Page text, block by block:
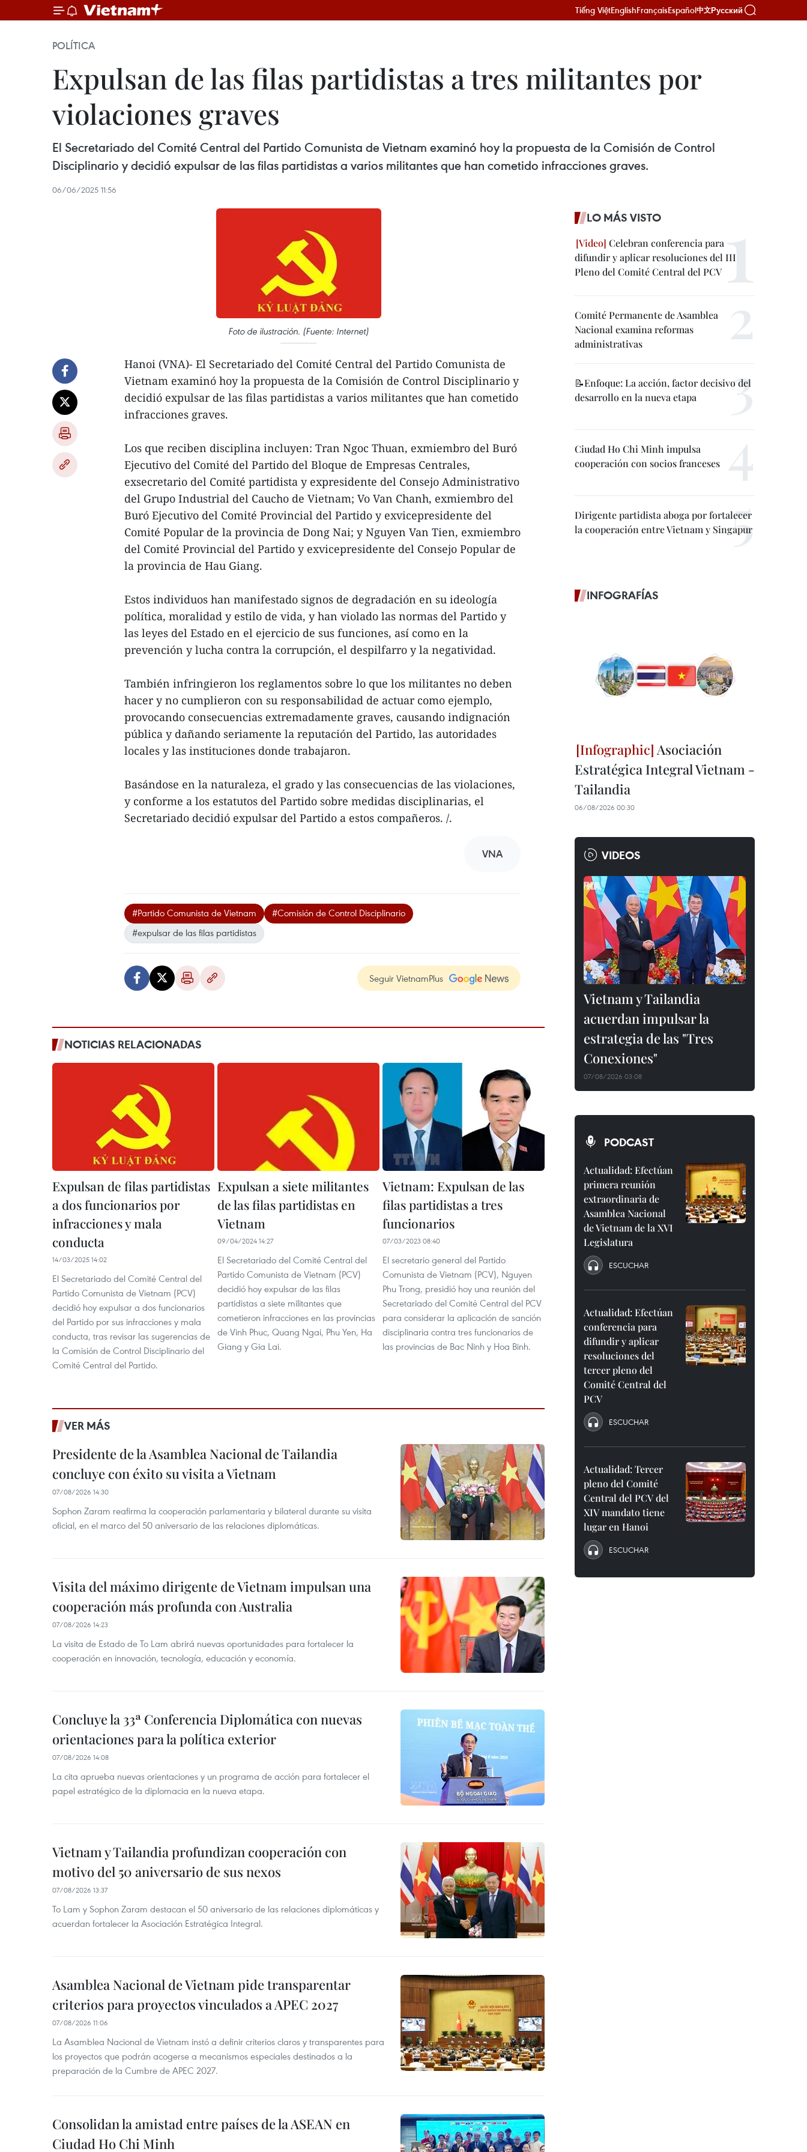
Tiếng ViệtEnglishFrançaisEspañol中文Русский
POLÍTICA
Expulsan de las filas partidistas a tres militantes por
violaciones graves
El Secretariado del Comité Central del Partido Comunista de Vietnam examinó hoy la propuesta de la Comisión de Control
Disciplinario y decidió expulsar de las filas partidistas a varios militantes que han cometido infracciones graves.
06/06/2025 11:56
Foto de ilustración. (Fuente: Internet)
Hanoi (VNA)- El Secretariado del Comité Central del Partido Comunista de
Vietnam examinó hoy la propuesta de la Comisión de Control Disciplinario y
decidió expulsar de las filas partidistas a varios militantes que han cometido
infracciones graves.
Los que reciben disciplina incluyen: Tran Ngoc Thuan, exmiembro del Buró
Ejecutivo del Comité del Partido del Bloque de Empresas Centrales,
exsecretario del Comité partidista y expresidente del Consejo Administrativo
del Grupo Industrial del Caucho de Vietnam; Vo Van Chanh, exmiembro del
Buró Ejecutivo del Comité Provincial del Partido y exvicepresidente del
Comité Popular de la provincia de Dong Nai; y Nguyen Van Tien, exmiembro
del Comité Provincial del Partido y exvicepresidente del Consejo Popular de
la provincia de Hau Giang.
Estos individuos han manifestado signos de degradación en su ideología
política, moralidad y estilo de vida, y han violado las normas del Partido y
las leyes del Estado en el ejercicio de sus funciones, así como en la
prevención y lucha contra la corrupción, el despilfarro y la negatividad.
También infringieron los reglamentos sobre lo que los militantes no deben
hacer y no cumplieron con su responsabilidad de actuar como ejemplo,
provocando consecuencias extremadamente graves, causando indignación
pública y dañando seriamente la reputación del Partido, las autoridades
locales y las instituciones donde trabajaron.
Basándose en la naturaleza, el grado y las consecuencias de las violaciones,
y conforme a los estatutos del Partido sobre medidas disciplinarias, el
Secretariado decidió expulsar del Partido a estos compañeros. /.
VNA
#Partido Comunista de Vietnam
#Comisión de Control Disciplinario
#expulsar de las filas partidistas
Seguir VietnamPlus
NOTICIAS RELACIONADAS
Expulsan de filas partidistas
a dos funcionarios por
infracciones y mala
conducta
14/03/2025 14:02
El Secretariado del Comité Central del
Partido Comunista de Vietnam (PCV)
decidió hoy expulsar a dos funcionarios
del Partido por sus infracciones y mala
conducta, tras revisar las sugerencias de
la Comisión de Control Disciplinario del
Comité Central del Partido.
Expulsan a siete militantes
de las filas partidistas en
Vietnam
09/04/2024 14:27
El Secretariado del Comité Central del
Partido Comunista de Vietnam (PCV)
decidió hoy expulsar de las filas
partidistas a siete militantes que
cometieron infracciones en las provincias
de Vinh Phuc, Quang Ngai, Phu Yen, Ha
Giang y Gia Lai.
Vietnam: Expulsan de las
filas partidistas a tres
funcionarios
07/03/2023 08:40
El secretario general del Partido
Comunista de Vietnam (PCV), Nguyen
Phu Trong, presidió hoy una reunión del
Secretariado del Comité Central del PCV
para considerar la aplicación de sanción
disciplinaria contra tres funcionarios de
las provincias de Bac Ninh y Hoa Binh.
VER MÁS
Presidente de la Asamblea Nacional de Tailandia
concluye con éxito su visita a Vietnam
07/08/2026 14:30
Sophon Zaram reafirma la cooperación parlamentaria y bilateral durante su visita
oficial, en el marco del 50 aniversario de las relaciones diplomáticas.
Visita del máximo dirigente de Vietnam impulsan una
cooperación más profunda con Australia
07/08/2026 14:23
La visita de Estado de To Lam abrirá nuevas oportunidades para fortalecer la
cooperación en innovación, tecnología, educación y economía.
Concluye la 33ª Conferencia Diplomática con nuevas
orientaciones para la política exterior
07/08/2026 14:08
La cita aprueba nuevas orientaciones y un programa de acción para fortalecer el
papel estratégico de la diplomacia en la nueva etapa.
Vietnam y Tailandia profundizan cooperación con
motivo del 50 aniversario de sus nexos
07/08/2026 13:37
To Lam y Sophon Zaram destacan el 50 aniversario de las relaciones diplomáticas y
acuerdan fortalecer la Asociación Estratégica Integral.
Asamblea Nacional de Vietnam pide transparentar
criterios para proyectos vinculados a APEC 2027
07/08/2026 11:06
La Asamblea Nacional de Vietnam instó a definir criterios claros y transparentes para
los proyectos que podrán acogerse a mecanismos especiales destinados a la
preparación de la Cumbre de APEC 2027.
Consolidan la amistad entre países de la ASEAN en
Ciudad Ho Chi Minh
LO MÁS VISTO
Celebran conferencia para
difundir y aplicar resoluciones del III
Pleno del Comité Central del PCV
Comité Permanente de Asamblea
Nacional examina reformas
administrativas
📝Enfoque: La acción, factor decisivo del
desarrollo en la nueva etapa
Ciudad Ho Chi Minh impulsa
cooperación con socios franceses
Dirigente partidista aboga por fortalecer
la cooperación entre Vietnam y Singapur
INFOGRAFÍAS
Asociación
Estratégica Integral Vietnam -
Tailandia
06/08/2026 00:30
VIDEOS
Vietnam y Tailandia
acuerdan impulsar la
estrategia de las "Tres
Conexiones"
07/08/2026 03:08
PODCAST
Actualidad: Efectúan
primera reunión
extraordinaria de
Asamblea Nacional
de Vietnam de la XVI
Legislatura
ESCUCHAR
Actualidad: Efectúan
conferencia para
difundir y aplicar
resoluciones del
tercer pleno del
Comité Central del
PCV
ESCUCHAR
Actualidad: Tercer
pleno del Comité
Central del PCV del
XIV mandato tiene
lugar en Hanoi
ESCUCHAR